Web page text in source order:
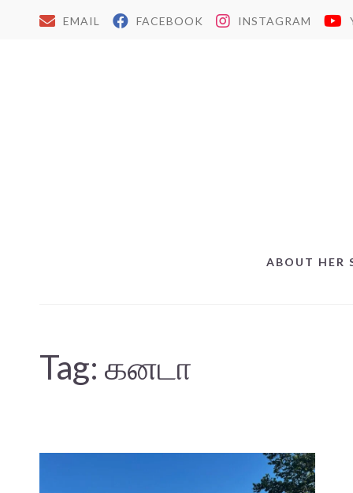
EMAIL FACEBOOK INSTAGRAM
ABOUT HER
Tag: கனடா